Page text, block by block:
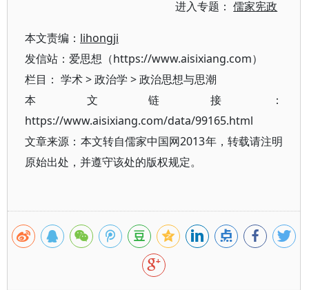
进入专题：儒家宪政
本文责编： lihongji
发信站：爱思想（https://www.aisixiang.com）
栏目： 学术>政治学 >政治思想与思潮
本文链接：
https://www.aisixiang.com/data/99165.html
文章来源：本文转自儒家中国网2013年，转载请注明
原始出处，并遵守该处的版权规定。